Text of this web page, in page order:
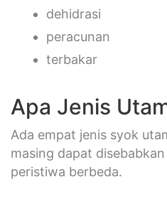
dehidrasi
peracunan
terbakar
Apa Jenis
Ada empat jenis syok
masing dapat
peristiwa berbeda.